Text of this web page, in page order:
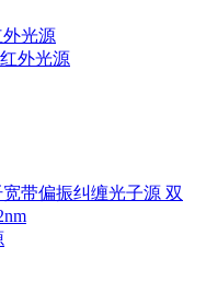
外光源
外光源
宽带偏振纠缠光子源 双